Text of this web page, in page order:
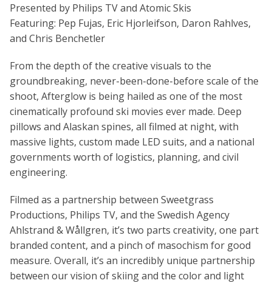
Crear Cuenta
Presented by Philips TV and Atomic Skis
Featuring: Pep Fujas, Eric Hjorleifson, Daron Rahlves,
and Chris Benchetler
From the depth of the creative visuals to the
groundbreaking, never-been-done-before scale of the
shoot, Afterglow is being hailed as one of the most
cinematically profound ski movies ever made. Deep
pillows and Alaskan spines, all filmed at night, with
massive lights, custom made LED suits, and a national
governments worth of logistics, planning, and civil
engineering.
Filmed as a partnership between Sweetgrass
Productions, Philips TV, and the Swedish Agency
Ahlstrand & Wållgren, it’s two parts creativity, one part
branded content, and a pinch of masochism for good
measure. Overall, it’s an incredibly unique partnership
between our vision of skiing and the color and light